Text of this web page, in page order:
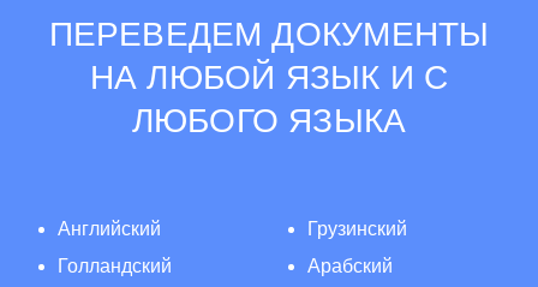
ПЕРЕВЕДЕМ ДОКУМЕНТЫ
НА ЛЮБОЙ ЯЗЫК И С
ЛЮБОГО ЯЗЫКА
Английский
Голландский
Грузинский
Арабский